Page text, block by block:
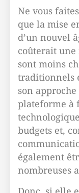
Ne vous
que la mise
d’un nouvel
coûterait une
sont moins
traditionnels
son
plateforme à
budgets et,
également
nombreuses